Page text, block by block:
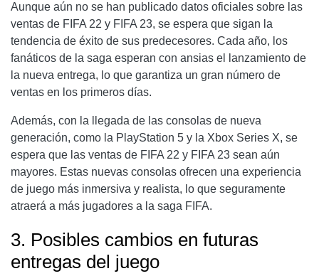
Aunque aún no se han publicado datos oficiales sobre las
ventas de FIFA 22 y FIFA 23, se espera que sigan la
tendencia de éxito de sus predecesores. Cada año, los
fanáticos de la saga esperan con ansias el lanzamiento de
la nueva entrega, lo que garantiza un gran número de
ventas en los primeros días.
Además, con la llegada de las consolas de nueva
generación, como la PlayStation 5 y la Xbox Series X, se
espera que las ventas de FIFA 22 y FIFA 23 sean aún
mayores. Estas nuevas consolas ofrecen una experiencia
de juego más inmersiva y realista, lo que seguramente
atraerá a más jugadores a la saga FIFA.
3. Posibles cambios en futuras
entregas del juego